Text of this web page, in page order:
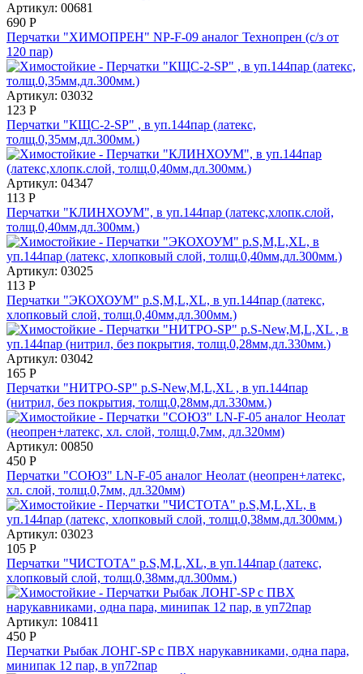
Артикул: 00681
690 Р
Перчатки "ХИМОПРЕН" NP-F-09 аналог Технопрен (с/з от
120 пар)
Артикул: 03032
123 Р
Перчатки "КЩС-2-SP" , в уп.144пар (латекс,
толщ.0,35мм,дл.300мм.)
Артикул: 04347
113 Р
Перчатки "КЛИНХОУМ", в уп.144пар (латекс,хлопк.слой,
толщ.0,40мм,дл.300мм.)
Артикул: 03025
113 Р
Перчатки "ЭКОХОУМ" р.S,M,L,XL, в уп.144пар (латекс,
хлопковый слой, толщ.0,40мм,дл.300мм.)
Артикул: 03042
165 Р
Перчатки "НИТРО-SP" р.S-New,M,L,XL , в уп.144пар
(нитрил, без покрытия, толщ.0,28мм,дл.330мм.)
Артикул: 00850
450 Р
Перчатки "СОЮЗ" LN-F-05 аналог Неолат (неопрен+латекс,
хл. слой, толщ.0,7мм, дл.320мм)
Артикул: 03023
105 Р
Перчатки "ЧИСТОТА" р.S,M,L,XL, в уп.144пар (латекс,
хлопковый слой, толщ.0,38мм,дл.300мм.)
Артикул: 108411
450 Р
Перчатки Рыбак ЛОНГ-SP с ПВХ нарукавниками, одна пара,
минипак 12 пар, в уп72пар